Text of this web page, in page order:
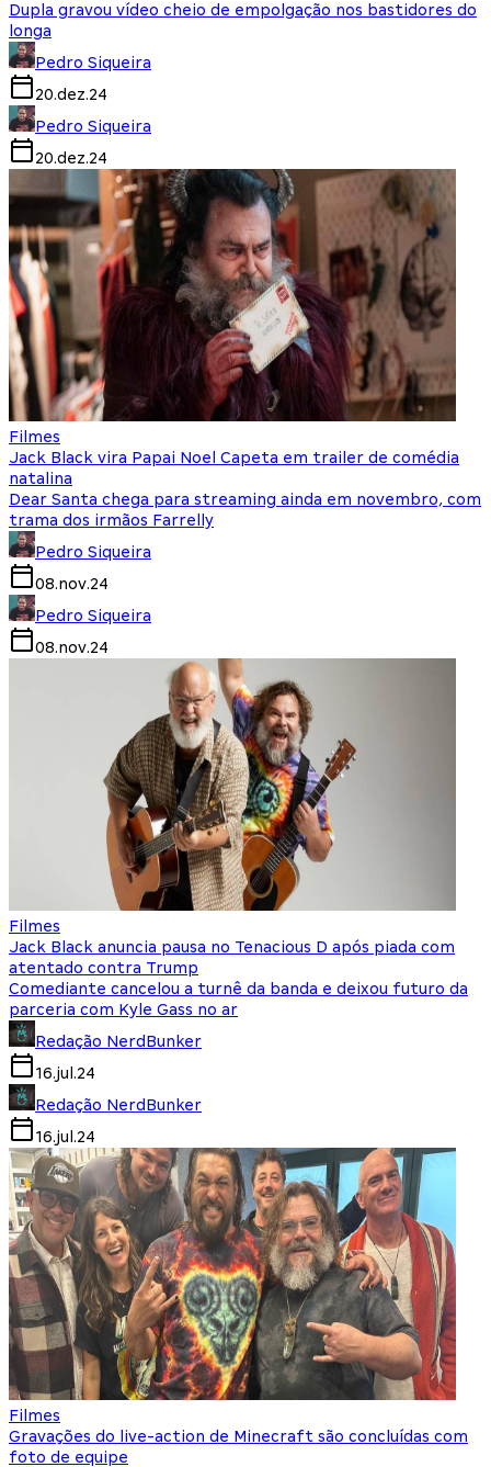
Dupla gravou vídeo cheio de empolgação nos bastidores do
longa
Pedro Siqueira
20.dez.24
Pedro Siqueira
20.dez.24
Filmes
Jack Black vira Papai Noel Capeta em trailer de comédia
natalina
Dear Santa chega para streaming ainda em novembro, com
trama dos irmãos Farrelly
Pedro Siqueira
08.nov.24
Pedro Siqueira
08.nov.24
Filmes
Jack Black anuncia pausa no Tenacious D após piada com
atentado contra Trump
Comediante cancelou a turnê da banda e deixou futuro da
parceria com Kyle Gass no ar
Redação NerdBunker
16.jul.24
Redação NerdBunker
16.jul.24
Filmes
Gravações do live-action de Minecraft são concluídas com
foto de equipe